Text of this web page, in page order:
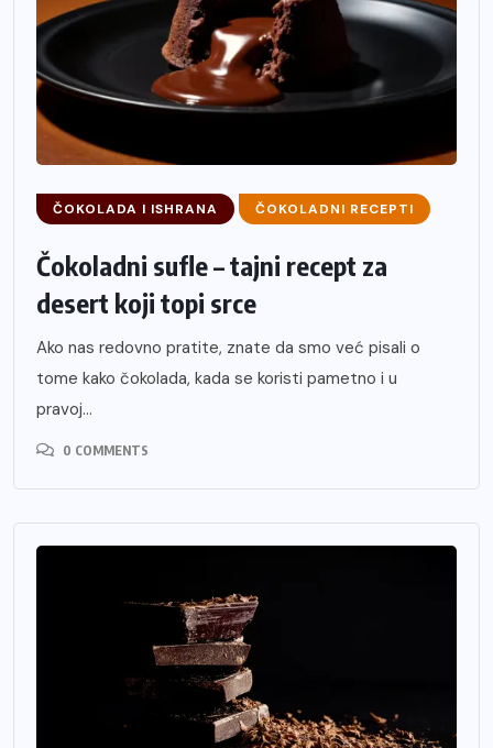
ČOKOLADA I ISHRANA ČOKOLADNI RECEPTI
Čokoladni sufle – tajni recept za
desert koji topi srce
Ako nas redovno pratite, znate da smo već pisali o
tome kako čokolada, kada se koristi pametno i u
pravoj...
0 COMMENTS